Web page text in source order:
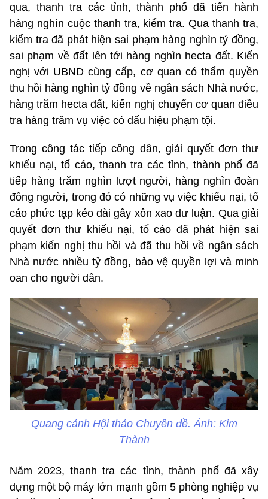
qua, thanh tra các tỉnh, thành phố đã tiến hành
hàng nghìn cuộc thanh tra, kiểm tra. Qua thanh tra,
kiểm tra đã phát hiện sai phạm hàng nghìn tỷ đồng,
sai phạm về đất lên tới hàng nghìn hecta đất. Kiến
nghị với UBND cùng cấp, cơ quan có thẩm quyền
thu hồi hàng nghìn tỷ đồng về ngân sách Nhà nước,
hàng trăm hecta đất, kiến nghị chuyển cơ quan điều
tra hàng trăm vụ việc có dấu hiệu phạm tội.
Trong công tác tiếp công dân, giải quyết đơn thư
khiếu nại, tố cáo, thanh tra các tỉnh, thành phố đã
tiếp hàng trăm nghìn lượt người, hàng nghìn đoàn
đông người, trong đó có những vụ việc khiếu nại, tố
cáo phức tạp kéo dài gây xôn xao dư luận. Qua giải
quyết đơn thư khiếu nại, tố cáo đã phát hiện sai
phạm kiến nghị thu hồi và đã thu hồi về ngân sách
Nhà nước nhiều tỷ đồng, bảo vệ quyền lợi và minh
oan cho người dân.
Quang cảnh Hội thảo Chuyên đề. Ảnh: Kim
Thành
Năm 2023, thanh tra các tỉnh, thành phố đã xây
dựng một bộ máy lớn mạnh gồm 5 phòng nghiệp vụ